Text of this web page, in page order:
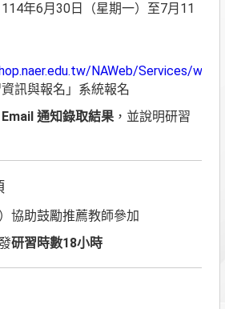
114年6月30日（星期一）至7月11
NAWeb/Services/
訊與報名」系統報名
Email 通知錄取結果 ，並說明研習
協助鼓勵推薦教師參加
研習時數18小時